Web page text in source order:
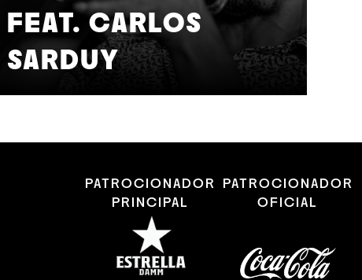
FEAT. CARLOS
SARDUY
PATROCIONADOR
PRINCIPAL
PATROCIONADOR
OFICIAL